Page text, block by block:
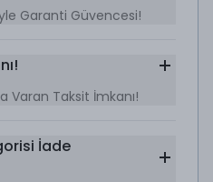
Garanti Güvencesi!
Varan Taksit İmkanı!
İade